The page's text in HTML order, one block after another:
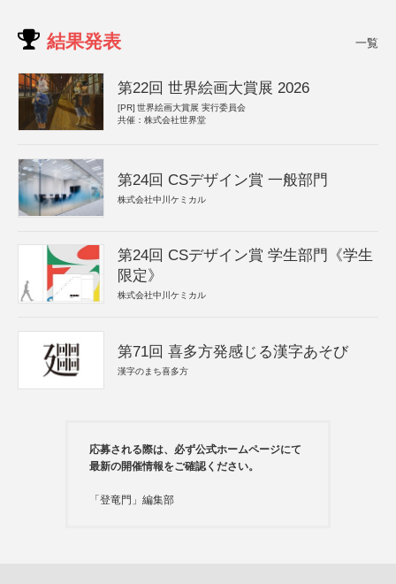
結果発表 一覧
第22回 世界絵画大賞展 2026
[PR] 世界絵画大賞展 実行委員会
共催：株式会社世界堂
第24回 CSデザイン賞 一般部門
株式会社中川ケミカル
第24回 CSデザイン賞 学生部門《学生
限定》
株式会社中川ケミカル
第71回 喜多方発感じる漢字あそび
漢字のまち喜多方
応募される際は、必ず公式ホームページにて
最新の開催情報をご確認ください。
「登竜門」編集部